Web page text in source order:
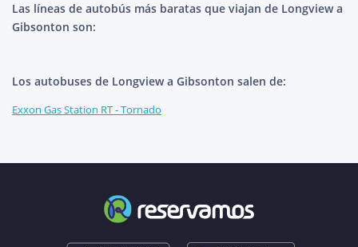
Las líneas de autobús más baratas que viajan de Longview a
Gibsonton son:
Los autobuses de Longview a Gibsonton salen de:
Exxon Gas Station RT - Tornado